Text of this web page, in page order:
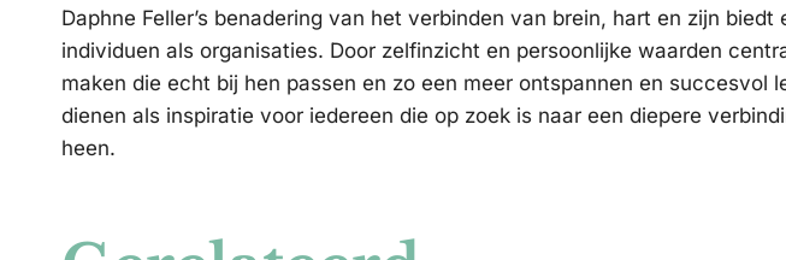
Daphne Feller’s benadering van het verbinden van brein, hart en zijn
individuen als organisaties. Door zelfinzicht en persoonlijke waarden
maken die echt bij hen passen en zo een meer ontspannen en succesvol
dienen als inspiratie voor iedereen die op zoek is naar een diepere
heen.